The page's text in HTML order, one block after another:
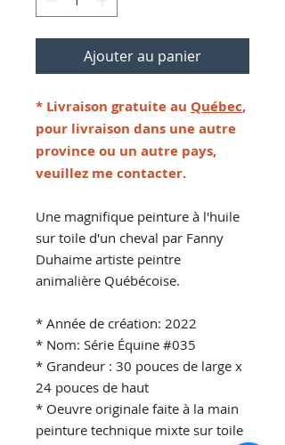
Ajouter au panier
* Livraison gratuite au Québec,
pour livraison dans une autre
province ou un autre pays,
veuillez me contacter.
Une magnifique peinture à l'huile
sur toile d'un cheval par Fanny
Duhaime artiste peintre
animalière Québécoise.
* Année de création: 2022
* Nom: Série Équine #035
* Grandeur : 30 pouces de large x
24 pouces de haut
* Oeuvre originale faite à la main
peinture technique mixte sur toile